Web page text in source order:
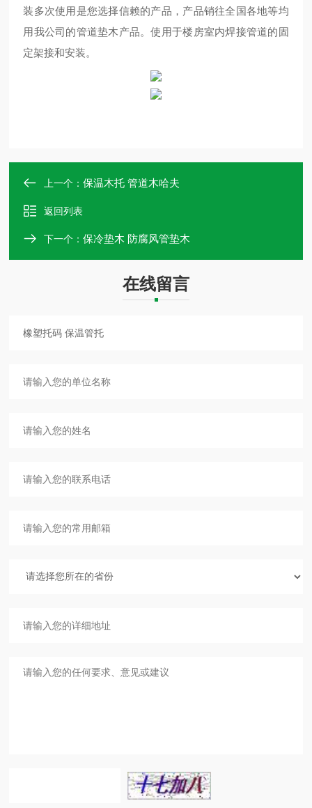
装多次使用是您选择信赖的产品，产品销往全国各地等均
用我公司的管道垫木产品。使用于楼房室内焊接管道的固
定架接和安装。
上一个：保温木托 管道木哈夫
返回列表
下一个：保冷垫木 防腐风管垫木
在线留言